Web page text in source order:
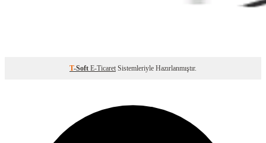
T-Soft E-Ticaret Sistemleriyle Hazırlanmıştır.